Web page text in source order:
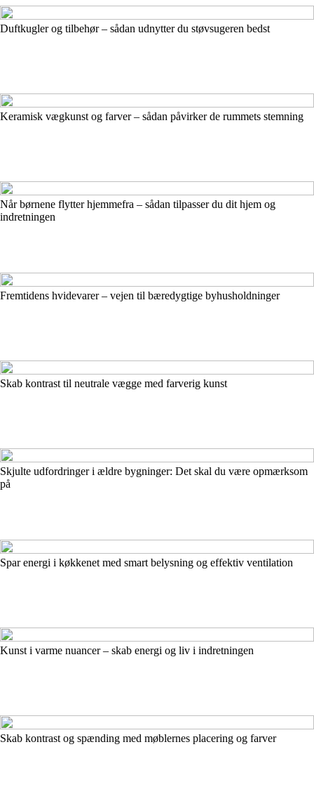
Duftkugler og tilbehør – sådan udnytter du støvsugeren bedst
Keramisk vægkunst og farver – sådan påvirker de rummets stemning
Når børnene flytter hjemmefra – sådan tilpasser du dit hjem og
indretningen
Fremtidens hvidevarer – vejen til bæredygtige byhusholdninger
Skab kontrast til neutrale vægge med farverig kunst
Skjulte udfordringer i ældre bygninger: Det skal du være opmærksom
på
Spar energi i køkkenet med smart belysning og effektiv ventilation
Kunst i varme nuancer – skab energi og liv i indretningen
Skab kontrast og spænding med møblernes placering og farver